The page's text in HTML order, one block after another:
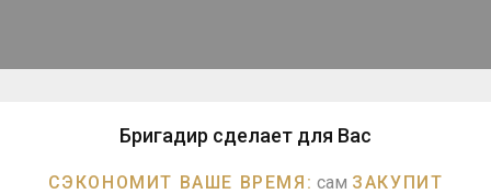
Бригадир сделает для Вас
СЭКОНОМИТ ВАШЕ ВРЕМЯ: сам ЗАКУПИТ